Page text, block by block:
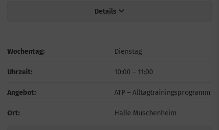
Details
Wochentag: Dienstag
Uhrzeit: 10:00 – 11:00
Angebot: ATP – Alltagtrainingsprogramm
Ort: Halle Muschenheim